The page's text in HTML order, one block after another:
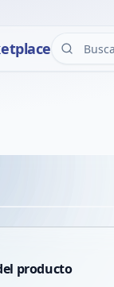
producto